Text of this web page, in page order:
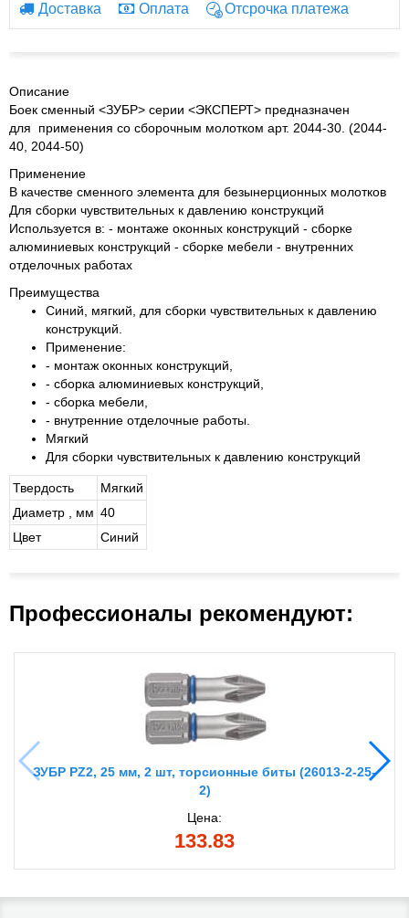
Доставка Оплата Отсрочка платежа
Описание
Боек сменный <ЗУБР> серии <ЭКСПЕРТ> предназначен
для применения со сборочным молотком арт. 2044-30. (2044-
40, 2044-50)
Применение
В качестве сменного элемента для безынерционных молотков
Для сборки чувствительных к давлению конструкций
Используется в: - монтаже оконных конструкций - сборке
алюминиевых конструкций - сборке мебели - внутренних
отделочных работах
Преимущества
Синий, мягкий, для сборки чувствительных к давлению
конструкций.
Применение:
- монтаж оконных конструкций,
- сборка алюминиевых конструкций,
- сборка мебели,
- внутренние отделочные работы.
Мягкий
Для сборки чувствительных к давлению конструкций
Твердость
Мягкий
Диаметр , мм 40
Цвет
Синий
Профессионалы рекомендуют:
ЗУБР PZ2, 25 мм, 2 шт, торсионные биты (26013-2-25-
2)
Цена:
133.83